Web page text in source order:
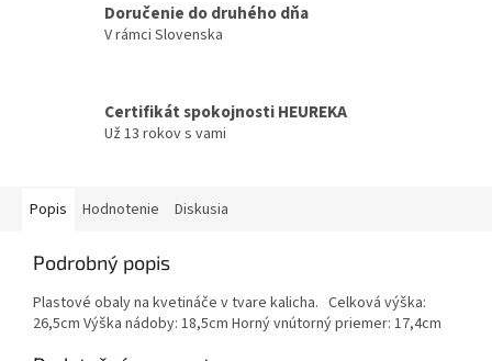
Doručenie do druhého dňa
V rámci Slovenska
Certifikát spokojnosti HEUREKA
Už 13 rokov s vami
Popis Hodnotenie Diskusia
Podrobný popis
Plastové obaly na kvetináče v tvare kalicha. Celková výška:
26,5cm Výška nádoby: 18,5cm Horný vnútorný priemer: 17,4cm